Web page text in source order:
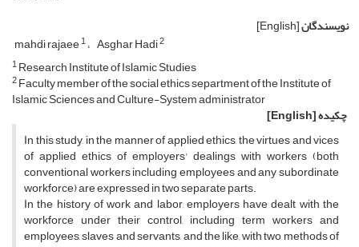
نویسندگان[English]
mahdi rajaee1 Asghar Hadi2
1Research Institute of Islamic Studies
2Faculty member of the social ethics separtment of the Institute of
Islamic Sciences and Culture-System administrator
چکیده[English]
In this study, in the manner of applied ethics, the virtues and vices
of applied ethics of employers' dealings with workers (both
conventional workers including employees and any subordinate
workforce) are expressed in two separate parts.
In the history of work and labor, employers have dealt with the
workforce under their control, including term workers and
employees, slaves and servants, and the like, with two methods of